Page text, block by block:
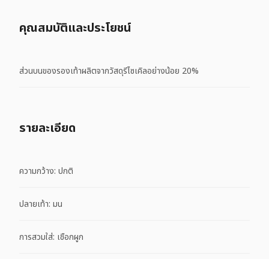
คุณสมบัติและประโยชน์
ส่วนบนของรองเท้าผลิตจากวัสดุรีไซเคิลอย่างน้อย 20%
รายละเอียด
ความกว้าง: ปกติ
ปลายเท้า: มน
การสวมใส่: เชือกผูก